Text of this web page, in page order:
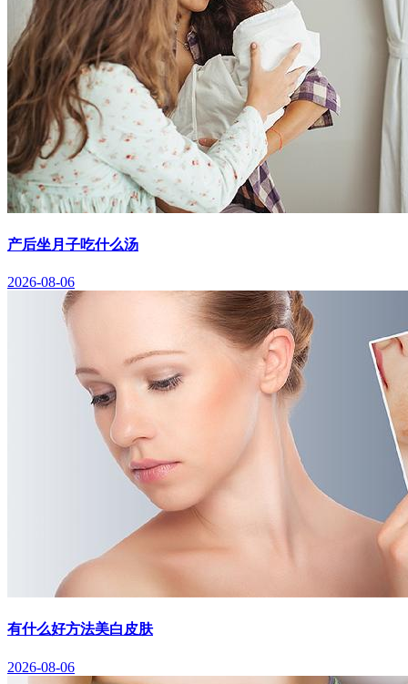
产后坐月子吃什么汤
2026-08-06
有什么好方法美白皮肤
2026-08-06